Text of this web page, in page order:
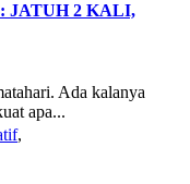
JATUH 2 KALI,
Ada kalanya
apa...
,